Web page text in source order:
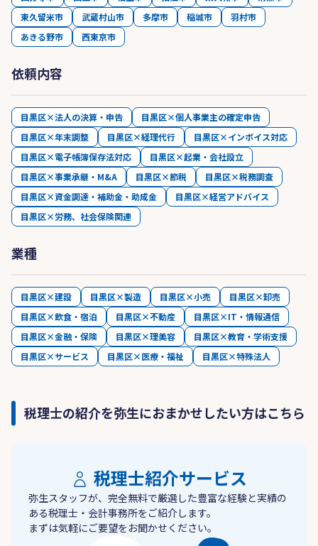
東久留米市
武蔵村山市 多摩市 稲城市
羽村市
あきる野市
西東京市
依頼内容
目黒区×法人の決算・申告
目黒区×個人事業主の確定申告
目黒区×年末調整
目黒区×経理代行
目黒区×インボイス対応
目黒区×電子帳簿保存法対応
目黒区×起業・会社設立
目黒区×事業承継・M&A
目黒区×節税
目黒区×税務調査
目黒区×資金調達・補助金・助成金
目黒区×経営アドバイス
目黒区×労務、社会保険関連
業種
目黒区×建設 目黒区×製造 目黒区×小売
目黒区×卸売
目黒区×飲食・宿泊
目黒区×不動産
目黒区×IT・情報通信
目黒区×金融・保険
目黒区×理美容
目黒区×教育・学術支援
目黒区×サービス
目黒区×医療・福祉 目黒区×特殊法人
税理士の紹介を弥生におまかせしたい方はこちら
税理士紹介サービス
弥生スタッフが、完全無料で厳選した豊富な経験と実績の
ある税理士・会計事務所をご紹介します。
まずは気軽にご要望をお聞かせください。